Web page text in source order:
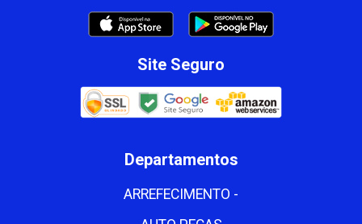
Site Seguro
Departamentos
ARREFECIMENTO -